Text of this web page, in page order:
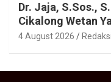
Dr. Jaja, S.Sos.,
Cikalong Wetan
4 August 2026 Redaksi